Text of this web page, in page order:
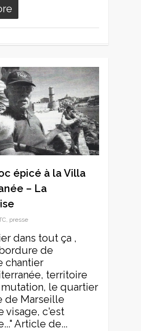
épicé à la Villa
– La
, presse
dans tout ça ,
de
chantier
territoire
le quartier
de Marseille
visage, c'est
Article de...
0